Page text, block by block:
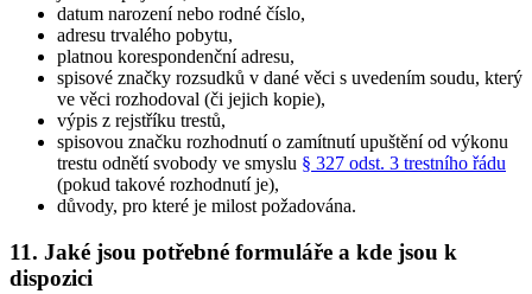
datum narození nebo rodné číslo,
adresu trvalého pobytu,
platnou korespondenční adresu,
spisové značky rozsudků v dané věci s uvedením soudu, který
ve věci rozhodoval (či jejich kopie),
výpis z rejstříku trestů,
spisovou značku rozhodnutí o zamítnutí upuštění od výkonu
trestu odnětí svobody ve smyslu § 327 odst. 3 trestního řádu
(pokud takové rozhodnutí je),
důvody, pro které je milost požadována.
11. Jaké jsou potřebné formuláře a kde jsou k
dispozici